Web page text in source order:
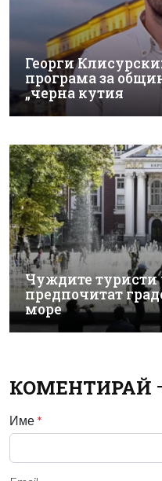
Георги
програма за
„черна кутия
Чуждите туристи
предпочитат
море
КОМЕНТИРАЙ
Име *